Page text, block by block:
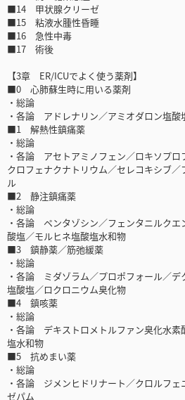
■14 甲状腺クリーゼ
■15 粘液水腫性昏睡
■16 急性中毒
■17 術後
【3章 ER/ICUでよく使う薬剤】
■0 心肺蘇生時に用いる薬剤
・総論
・各論 アドレナリン／アミオダロン塩酸
■1 解熱性鎮痛薬
・総論
・各論 アセトアミノフェン／ロキソプロ
クロフェナクナトリウム／セレコキシブ
ル
■2 静注鎮痛薬
・総論
・各論 ペンタゾシン／フェンタニルクエ
酸塩／モルヒネ塩酸塩水和物
■3 鎮静薬／筋弛緩薬
・総論
・各論 ミダゾラム／プロポフォール／デ
塩酸塩／ロクロニウム臭化物
■4 鎮咳薬
・総論
・各論 デキストロメトルファン臭化水素
塩水和物
■5 抗めまい薬
・総論
・各論 ジメンヒドリナート／クロルフェ
ゼパム